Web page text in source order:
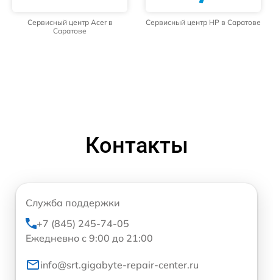
Сервисный центр Acer в
Саратове
Сервисный центр HP в Саратове
Контакты
Служба поддержки
+7 (845) 245-74-05
Ежедневно с 9:00 до 21:00
info@srt.gigabyte-repair-center.ru